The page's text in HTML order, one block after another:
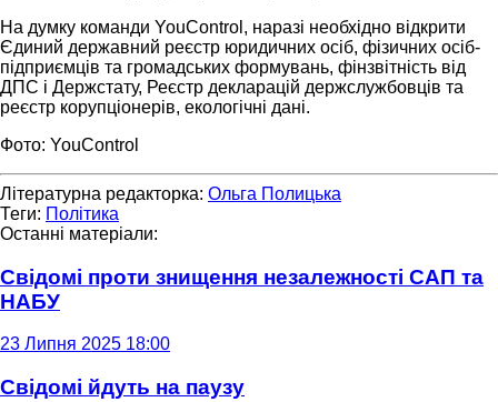
На думку команди YouControl, наразі необхідно відкрити
Єдиний державний реєстр юридичних осіб, фізичних осіб-
підприємців та громадських формувань, фінзвітність від
ДПС і Держстату, Реєстр декларацій держслужбовців та
реєстр корупціонерів, екологічні дані.
Фото: YouControl
Літературна редакторка: Ольга Полицька
Теги: Політика
Останні матеріали:
Свідомі проти знищення незалежності САП та
НАБУ
23 Липня 2025 18:00
Свідомі йдуть на паузу